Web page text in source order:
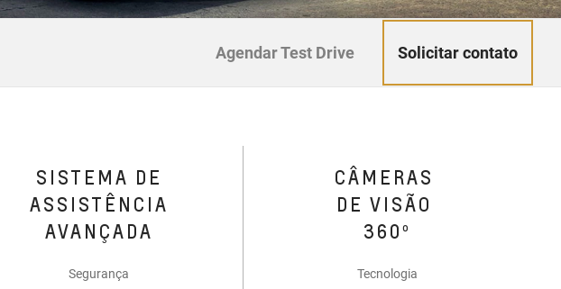
Agendar Test Drive Solicitar contato
SISTEMA DE
ASSISTÊNCIA
AVANÇADA
Segurança
CÂMERAS
DE VISÃO
360º
Tecnologia